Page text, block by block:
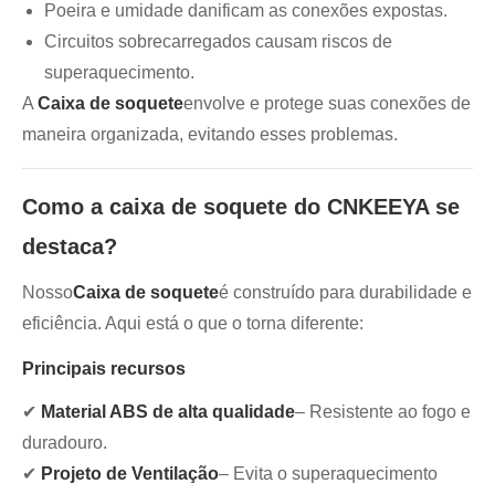
Poeira e umidade danificam as conexões expostas.
Circuitos sobrecarregados causam riscos de
superaquecimento.
A Caixa de soqueteenvolve e protege suas conexões de
maneira organizada, evitando esses problemas.
Como a caixa de soquete do CNKEEYA se
destaca?
NossoCaixa de soqueteé construído para durabilidade e
eficiência. Aqui está o que o torna diferente:
Principais recursos
✔ Material ABS de alta qualidade– Resistente ao fogo e
duradouro.
✔ Projeto de Ventilação– Evita o superaquecimento